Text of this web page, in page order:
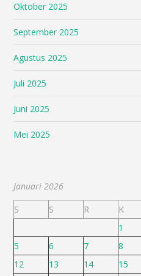
Oktober 2025
September 2025
Agustus 2025
Juli 2025
Juni 2025
Mei 2025
Januari 2026
S
S R K
1
5
6 7 8
12
13 14 15